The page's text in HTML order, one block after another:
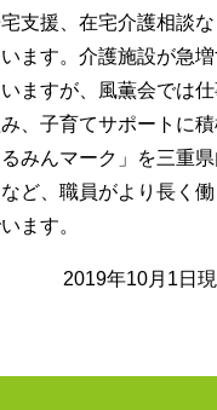
支援、在宅介護相談
ます。介護施設が急増
ますが、風薫会では
、子育てサポートに
みんマーク」を三重県
ど、職員がより長く働
ます。
2019年10月1日